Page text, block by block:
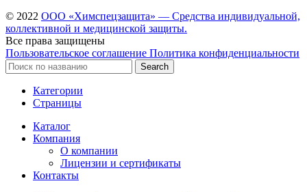
© 2022 ООО «Химспецзащита» — Средства индивидуальной,
коллективной и медицинской защиты.
Все права защищены
Пользовательское соглашение Политика конфиденциальности
Search
Категории
Страницы
Каталог
Компания
О компании
Лицензии и сертификаты
Контакты